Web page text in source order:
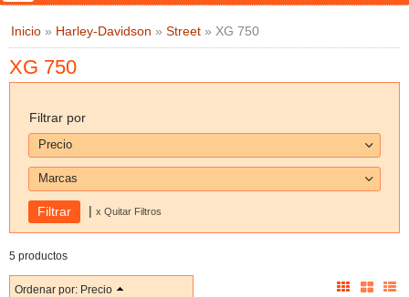
Inicio » Harley-Davidson » Street » XG 750
XG 750
Filtrar por
Precio
Marcas
| x Quitar Filtros
5 productos
Ordenar por: Precio